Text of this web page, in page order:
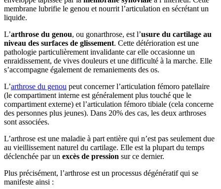
membrane lubrifie le genou et nourrit l’articulation en sécrétant un
liquide.
L’arthrose du genou, ou gonarthrose, est l’usure du cartilage au
niveau des surfaces de glissement. Cette détérioration est une
pathologie particulièrement invalidante car elle occasionne un
enraidissement, de vives douleurs et une difficulté à la marche. Elle
s’accompagne également de remaniements des os.
L’arthrose du genou peut concerner l’articulation fémoro patellaire
(le compartiment interne est généralement plus touché que le
compartiment externe) et l’articulation fémoro tibiale (cela concerne
des personnes plus jeunes). Dans 20% des cas, les deux arthroses
sont associées.
L’arthrose est une maladie à part entière qui n’est pas seulement due
au vieillissement naturel du cartilage. Elle est la plupart du temps
déclenchée par un excès de pression sur ce dernier.
Plus précisément, l’arthrose est un processus dégénératif qui se
manifeste ainsi :